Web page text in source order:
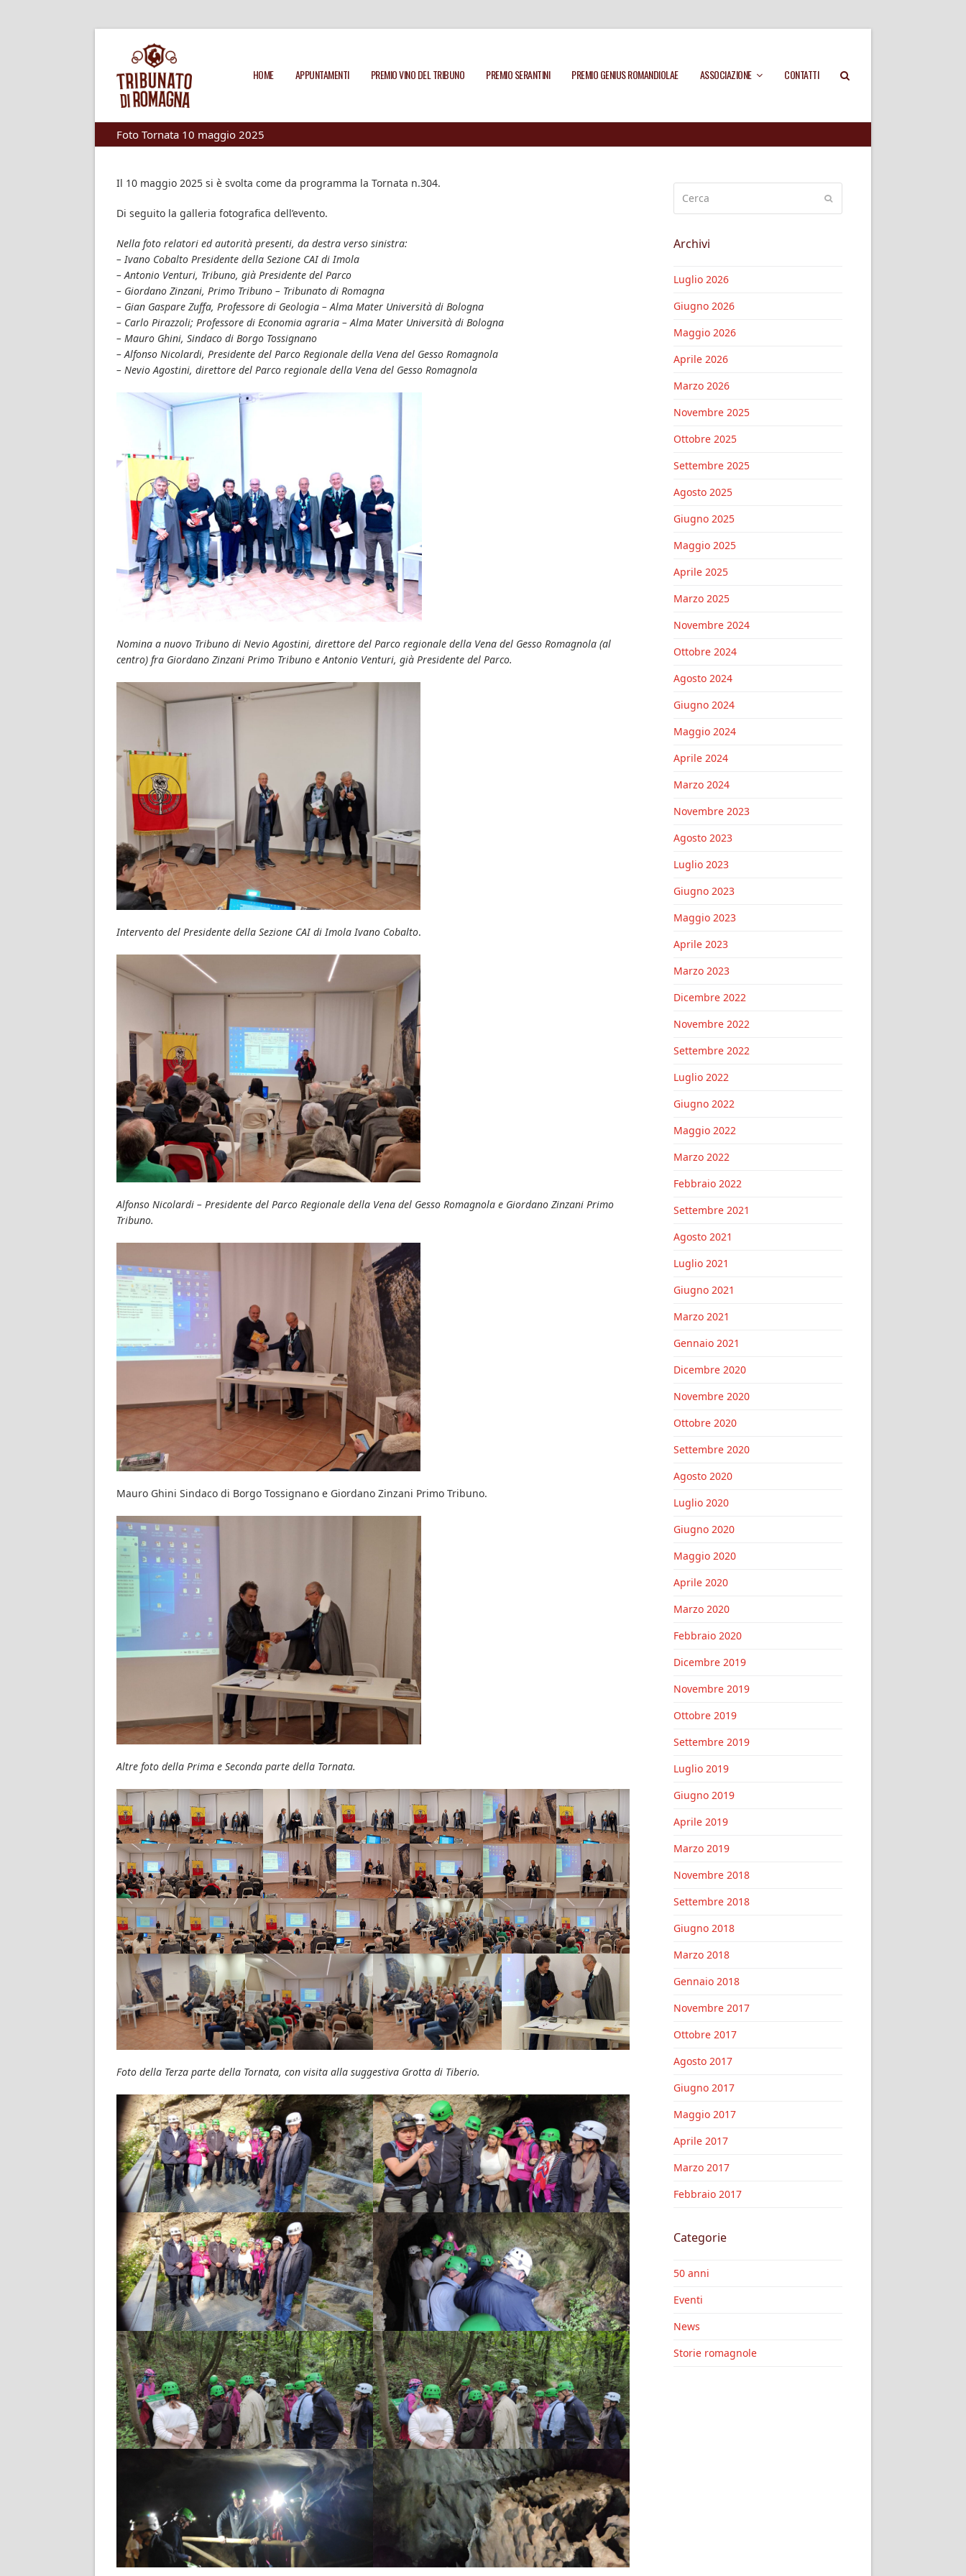
HOME APPUNTAMENTI PREMIO VINO DEL TRIBUNO PREMIO SERANTINI PREMIO GENIUS ROMANDIOLAE ASSOCIAZIONE CONTATTI
Foto Tornata 10 maggio 2025
Il 10 maggio 2025 si è svolta come da programma la Tornata n.304.
Di seguito la galleria fotografica dell’evento.
Nella foto relatori ed autorità presenti, da destra verso sinistra:
– Ivano Cobalto Presidente della Sezione CAI di Imola
– Antonio Venturi, Tribuno, già Presidente del Parco
– Giordano Zinzani, Primo Tribuno – Tribunato di Romagna
– Gian Gaspare Zuffa, Professore di Geologia – Alma Mater Università di Bologna
– Carlo Pirazzoli; Professore di Economia agraria – Alma Mater Università di Bologna
– Mauro Ghini, Sindaco di Borgo Tossignano
– Alfonso Nicolardi, Presidente del Parco Regionale della Vena del Gesso Romagnola
– Nevio Agostini, direttore del Parco regionale della Vena del Gesso Romagnola
Nomina a nuovo Tribuno di Nevio Agostini, direttore del Parco regionale della Vena del Gesso Romagnola (al
centro) fra Giordano Zinzani Primo Tribuno e Antonio Venturi, già Presidente del Parco.
Intervento del Presidente della Sezione CAI di Imola Ivano Cobalto.
Alfonso Nicolardi – Presidente del Parco Regionale della Vena del Gesso Romagnola e Giordano Zinzani Primo
Tribuno.
Mauro Ghini Sindaco di Borgo Tossignano e Giordano Zinzani Primo Tribuno.
Altre foto della Prima e Seconda parte della Tornata.
Foto della Terza parte della Tornata, con visita alla suggestiva Grotta di Tiberio.
Archivi
Luglio 2026
Giugno 2026
Maggio 2026
Aprile 2026
Marzo 2026
Novembre 2025
Ottobre 2025
Settembre 2025
Agosto 2025
Giugno 2025
Maggio 2025
Aprile 2025
Marzo 2025
Novembre 2024
Ottobre 2024
Agosto 2024
Giugno 2024
Maggio 2024
Aprile 2024
Marzo 2024
Novembre 2023
Agosto 2023
Luglio 2023
Giugno 2023
Maggio 2023
Aprile 2023
Marzo 2023
Dicembre 2022
Novembre 2022
Settembre 2022
Luglio 2022
Giugno 2022
Maggio 2022
Marzo 2022
Febbraio 2022
Settembre 2021
Agosto 2021
Luglio 2021
Giugno 2021
Marzo 2021
Gennaio 2021
Dicembre 2020
Novembre 2020
Ottobre 2020
Settembre 2020
Agosto 2020
Luglio 2020
Giugno 2020
Maggio 2020
Aprile 2020
Marzo 2020
Febbraio 2020
Dicembre 2019
Novembre 2019
Ottobre 2019
Settembre 2019
Luglio 2019
Giugno 2019
Aprile 2019
Marzo 2019
Novembre 2018
Settembre 2018
Giugno 2018
Marzo 2018
Gennaio 2018
Novembre 2017
Ottobre 2017
Agosto 2017
Giugno 2017
Maggio 2017
Aprile 2017
Marzo 2017
Febbraio 2017
Categorie
50 anni
Eventi
News
Storie romagnole